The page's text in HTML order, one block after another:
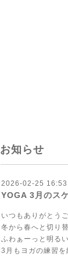
お知らせ
2026-02-25
YOGA 3月のス
いつもありがとう
冬から春へと切り
ふわぁーっと明る
3月もヨガの練習を